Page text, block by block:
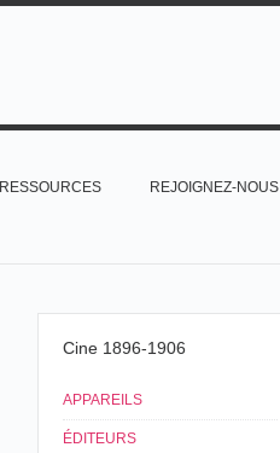
RESSOURCES REJOIGNEZ-NOUS
Cine 1896-1906
APPAREILS
ÉDITEURS